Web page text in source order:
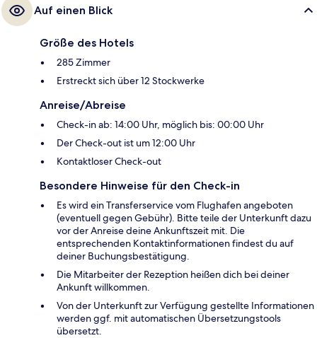
Auf einen Blick
Größe des Hotels
285 Zimmer
Erstreckt sich über 12 Stockwerke
Anreise/Abreise
Check-in ab: 14:00 Uhr, möglich bis: 00:00 Uhr
Der Check-out ist um 12:00 Uhr
Kontaktloser Check-out
Besondere Hinweise für den Check-in
Es wird ein Transferservice vom Flughafen angeboten
(eventuell gegen Gebühr). Bitte teile der Unterkunft dazu
vor der Anreise deine Ankunftszeit mit. Die
entsprechenden Kontaktinformationen findest du auf
deiner Buchungsbestätigung.
Die Mitarbeiter der Rezeption heißen dich bei deiner
Ankunft willkommen.
Von der Unterkunft zur Verfügung gestellte Informationen
werden ggf. mit automatischen Übersetzungstools
übersetzt.